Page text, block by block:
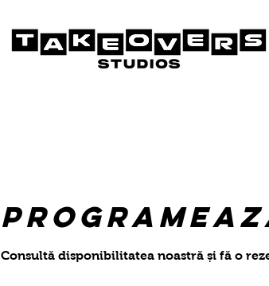
Consultă disponibilitatea noastră și fă o